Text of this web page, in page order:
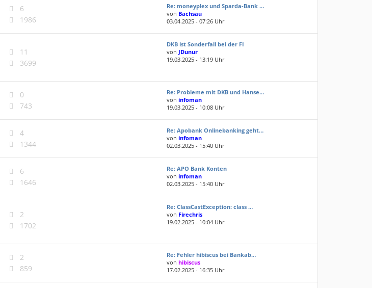
6
1986
Re: moneyplex und Sparda-Bank …
von Bachsau
03.04.2025 - 07:26 Uhr
11
3699
DKB ist Sonderfall bei der FI
von JDunur
19.03.2025 - 13:19 Uhr
0
743
Re: Probleme mit DKB und Hanse…
voninfoman
19.03.2025 - 10:08 Uhr
4
1344
Re: Apobank Onlinebanking geht…
voninfoman
02.03.2025 - 15:40 Uhr
6
1646
Re: APO Bank Konten
voninfoman
02.03.2025 - 15:40 Uhr
2
1702
Re: ClassCastException: class …
von Firechris
19.02.2025 - 10:04 Uhr
2
859
Re: Fehler hibiscus bei Bankab…
vonhibiscus
17.02.2025 - 16:35 Uhr